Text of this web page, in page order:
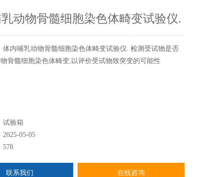
动物骨髓细胞染色体畸变试验仪.
体内哺乳动物骨髓细胞染色体畸变试验仪. 检测受试物是否
骨髓细胞染色体畸变,以评价受试物致突变的可能性
试验箱
2025-05-05
578
联系我们 在线咨询